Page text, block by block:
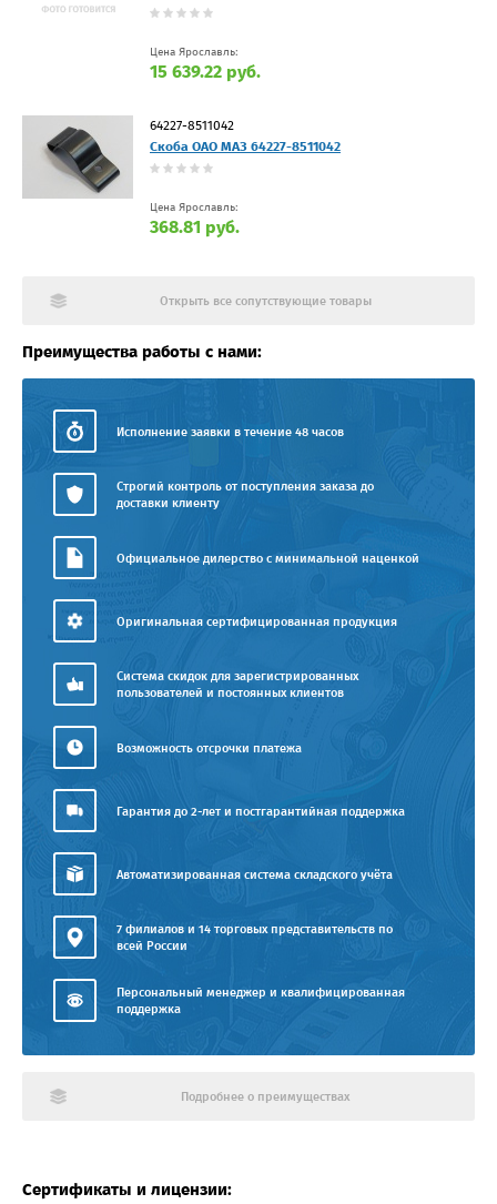
Цена Ярославль:
15 639.22 руб.
64227-8511042
Скоба ОАО МАЗ 64227-8511042
Цена Ярославль:
368.81 руб.
Открыть все сопутствующие товары
Преимущества работы с нами:
Исполнение заявки в течение 48 часов
Строгий контроль от поступления заказа до
доставки клиенту
Официальное дилерство с минимальной наценкой
Оригинальная сертифицированная продукция
Система скидок для зарегистрированных
пользователей и постоянных клиентов
Возможность отсрочки платежа
Гарантия до 2-лет и постгарантийная поддержка
Автоматизированная система складского учёта
7 филиалов и 14 торговых представительств по
всей России
Персональный менеджер и квалифицированная
поддержка
Подробнее о преимуществах
Сертификаты и лицензии: